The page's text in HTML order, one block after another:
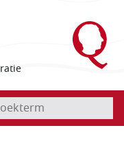
zoekterm